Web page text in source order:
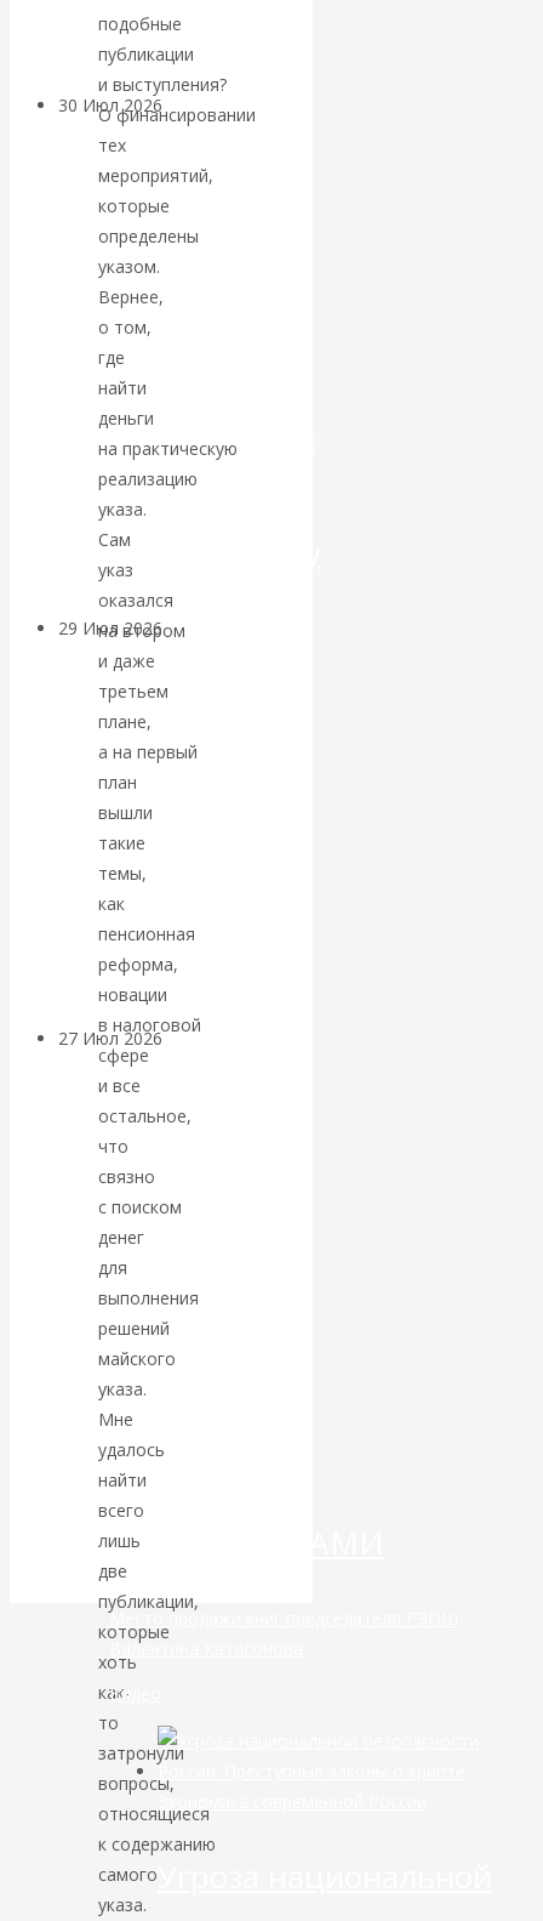
Центробанков?
30 Июл 2026
Валентин
Катасонов.
Искусственный
интеллект —
революционный
переход к
посткапитализму
29 Июл 2026Мировая
финансовая олигархия
Валентин
Катасонов.
«Мировые
ростовщики»:
вчера и сегодня
27 Июл 2026Мировая
валютная система
Валентин
КАтасонов.
«МЕТОД
ОТМЫВАНИЯ
ДЕНЕГ»: КИТАЙ
ВЕДЁТ БОРЬБУ
КРИПТОВАЛЮТАМИ
подобные
публикации
и выступления?
О финансировании
тех
мероприятий,
которые
определены
указом.
Вернее,
о том,
где
найти
деньги
на практическую
реализацию
указа.
Сам
указ
оказался
на втором
и даже
третьем
плане,
а на первый
план
вышли
такие
темы,
как
пенсионная
реформа,
новации
в налоговой
сфере
и все
остальное,
что
связно
с поиском
денег
для
выполнения
решений
майского
указа.
Мне
удалось
найти
всего
лишь
две
публикации,
которые
хоть
как-
то
затронули
вопросы,
относящиеся
к содержанию
самого
указа.
Место продажи книг председателя РЭОШ
Валентина Катасонова
Видео